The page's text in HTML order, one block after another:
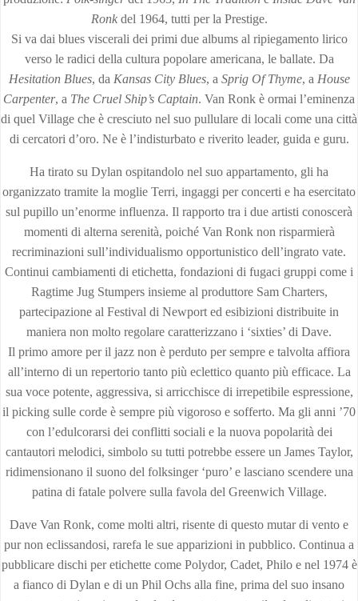
Ronkdel 1964, tutti per la Prestige.
Si va dai blues viscerali dei primi due albums al ripiegamento lirico
verso le radici della cultura popolare americana, le ballate. Da
Hesitation Blues, da Kansas City Blues, a Sprig Of Thyme, a House
Carpenter, a The Cruel Ship’s Captain. Van Ronk è ormai l’eminenza
di quel Village che è cresciuto nel suo pullulare di locali come una città
di cercatori d’oro. Ne è l’indisturbato e riverito leader, guida e guru.
Ha tirato su Dylan ospitandolo nel suo appartamento, gli ha
organizzato tramite la moglie Terri, ingaggi per concerti e ha esercitato
sul pupillo un’enorme influenza. Il rapporto tra i due artisti conoscerà
momenti di alterna serenità, poiché Van Ronk non risparmierà
recriminazioni sull’individualismo opportunistico dell’ingrato vate.
Continui cambiamenti di etichetta, fondazioni di fugaci gruppi come i
Ragtime Jug Stumpers insieme al produttore Sam Charters,
partecipazione al Festival di Newport ed esibizioni distribuite in
maniera non molto regolare caratterizzano i ‘sixties’ di Dave.
Il primo amore per il jazz non è perduto per sempre e talvolta affiora
all’interno di un repertorio tanto più eclettico quanto più efficace. La
sua voce potente, aggressiva, si arricchisce di irrepetibile espressione,
il picking sulle corde è sempre più vigoroso e sofferto. Ma gli anni ’70
con l’edulcorarsi dei conflitti sociali e la nuova popolarità dei
cantautori melodici, simbolo su tutti potrebbe essere un James Taylor,
ridimensionano il suono del folksinger ‘puro’ e lasciano scendere una
patina di fatale polvere sulla favola del Greenwich Village.
Dave Van Ronk, come molti altri, risente di questo mutar di vento e
pur non eclissandosi, rarefa le sue apparizioni in pubblico. Continua a
pubblicare dischi per etichette come Polydor, Cadet, Philo e nel 1974 è
a fianco di Dylan e di un Phil Ochs alla fine, prima del suo insano